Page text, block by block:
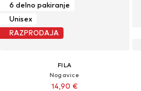
6 delno pakiranje
Unisex
RAZPRODAJA
FILA
Nogavice
14,90 €